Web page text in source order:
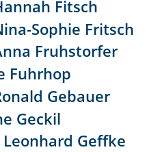
Fitsch
Sophie Fritsch
Fruhstorfer
Fuhrhop
Gebauer
Geckil
Leonhard Geffke